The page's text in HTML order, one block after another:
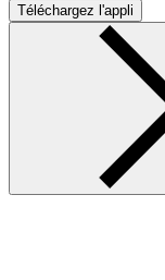
Téléchargez l'appli